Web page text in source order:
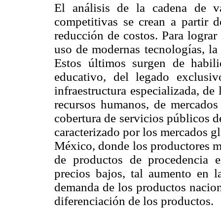
El análisis de la cadena de
competitivas se crean a partir
reducción de costos. Para
uso de modernas tecnologías,
Estos últimos surgen de
educativo, del legado
infraestructura especializada,
recursos humanos, de
cobertura de servicios públicos
caracterizado por los mercados
México, donde los productores
de productos de procedencia
precios bajos, tal aumento en
demanda de los productos
diferenciación de los productos.